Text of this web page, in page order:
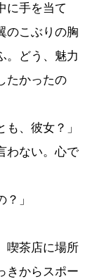
に手を当て
のこぶりの胸
。どう、魅力
たかったの
、彼女？」
わない。心で
」
茶店に場所
きからスポー